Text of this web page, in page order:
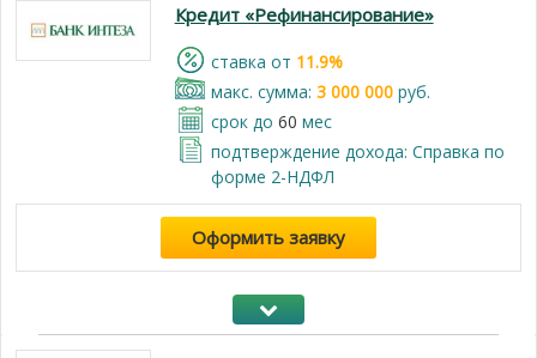
Кредит «Рефинансирование»
cтавка от 11.9%
макс. сумма: 3 000 000руб.
срок до 60 мес
подтверждение дохода: Справка по
форме 2-НДФЛ
Оформить заявку